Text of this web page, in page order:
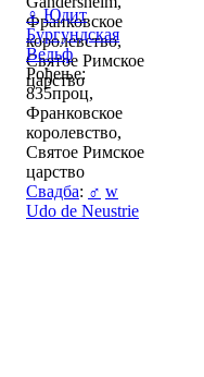
Франковское
королевство,
Святое Римское
царство
♀ Юдит
Бургундская
Вельф
Рођење:
835проц,
Франковское
королевство,
Святое Римское
царство
Свадба: ♂ w
Udo de Neustrie